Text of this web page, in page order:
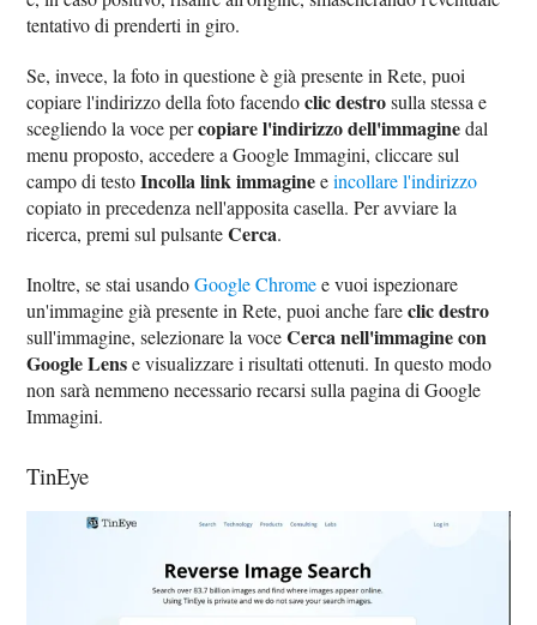
tentativo di prenderti in giro.
Se, invece, la foto in questione è già presente in Rete, puoi
copiare l'indirizzo della foto facendoclic destrosulla stessa e
scegliendo la voce percopiare l'indirizzo dell'immaginedal
menu proposto, accedere a Google Immagini, cliccare sul
campo di testoIncolla link immagineeincollare l'indirizzo
copiato in precedenza nell'apposita casella. Per avviare la
ricerca, premi sul pulsanteCerca.
Inoltre, se stai usandoGoogle Chromee vuoi ispezionare
un'immagine già presente in Rete, puoi anche fareclic destro
sull'immagine, selezionare la voceCerca nell'immagine con
Google Lense visualizzare i risultati ottenuti. In questo modo
non sarà nemmeno necessario recarsi sulla pagina di Google
Immagini.
TinEye